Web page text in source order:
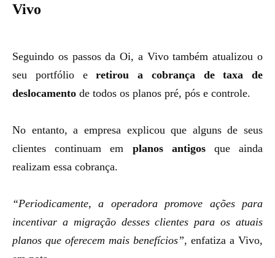
Vivo
Seguindo os passos da Oi, a Vivo também atualizou o
seu portfólio eretirou a cobrança de taxa de
deslocamento de todos os planos pré, pós e controle.
No entanto, a empresa explicou que alguns de seus
clientes continuam em planos antigosque ainda
realizam essa cobrança.
“Periodicamente, a operadora promove ações para
incentivar a migração desses clientes para os atuais
planos que oferecem mais benefícios”, enfatiza a Vivo,